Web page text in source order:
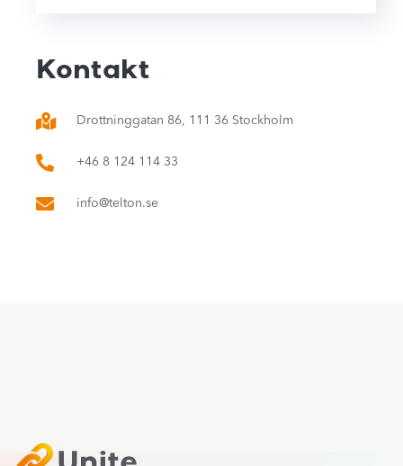
Kontakt
Drottninggatan 86, 111 36 Stockholm
+46 8 124 114 33
info@telton.se